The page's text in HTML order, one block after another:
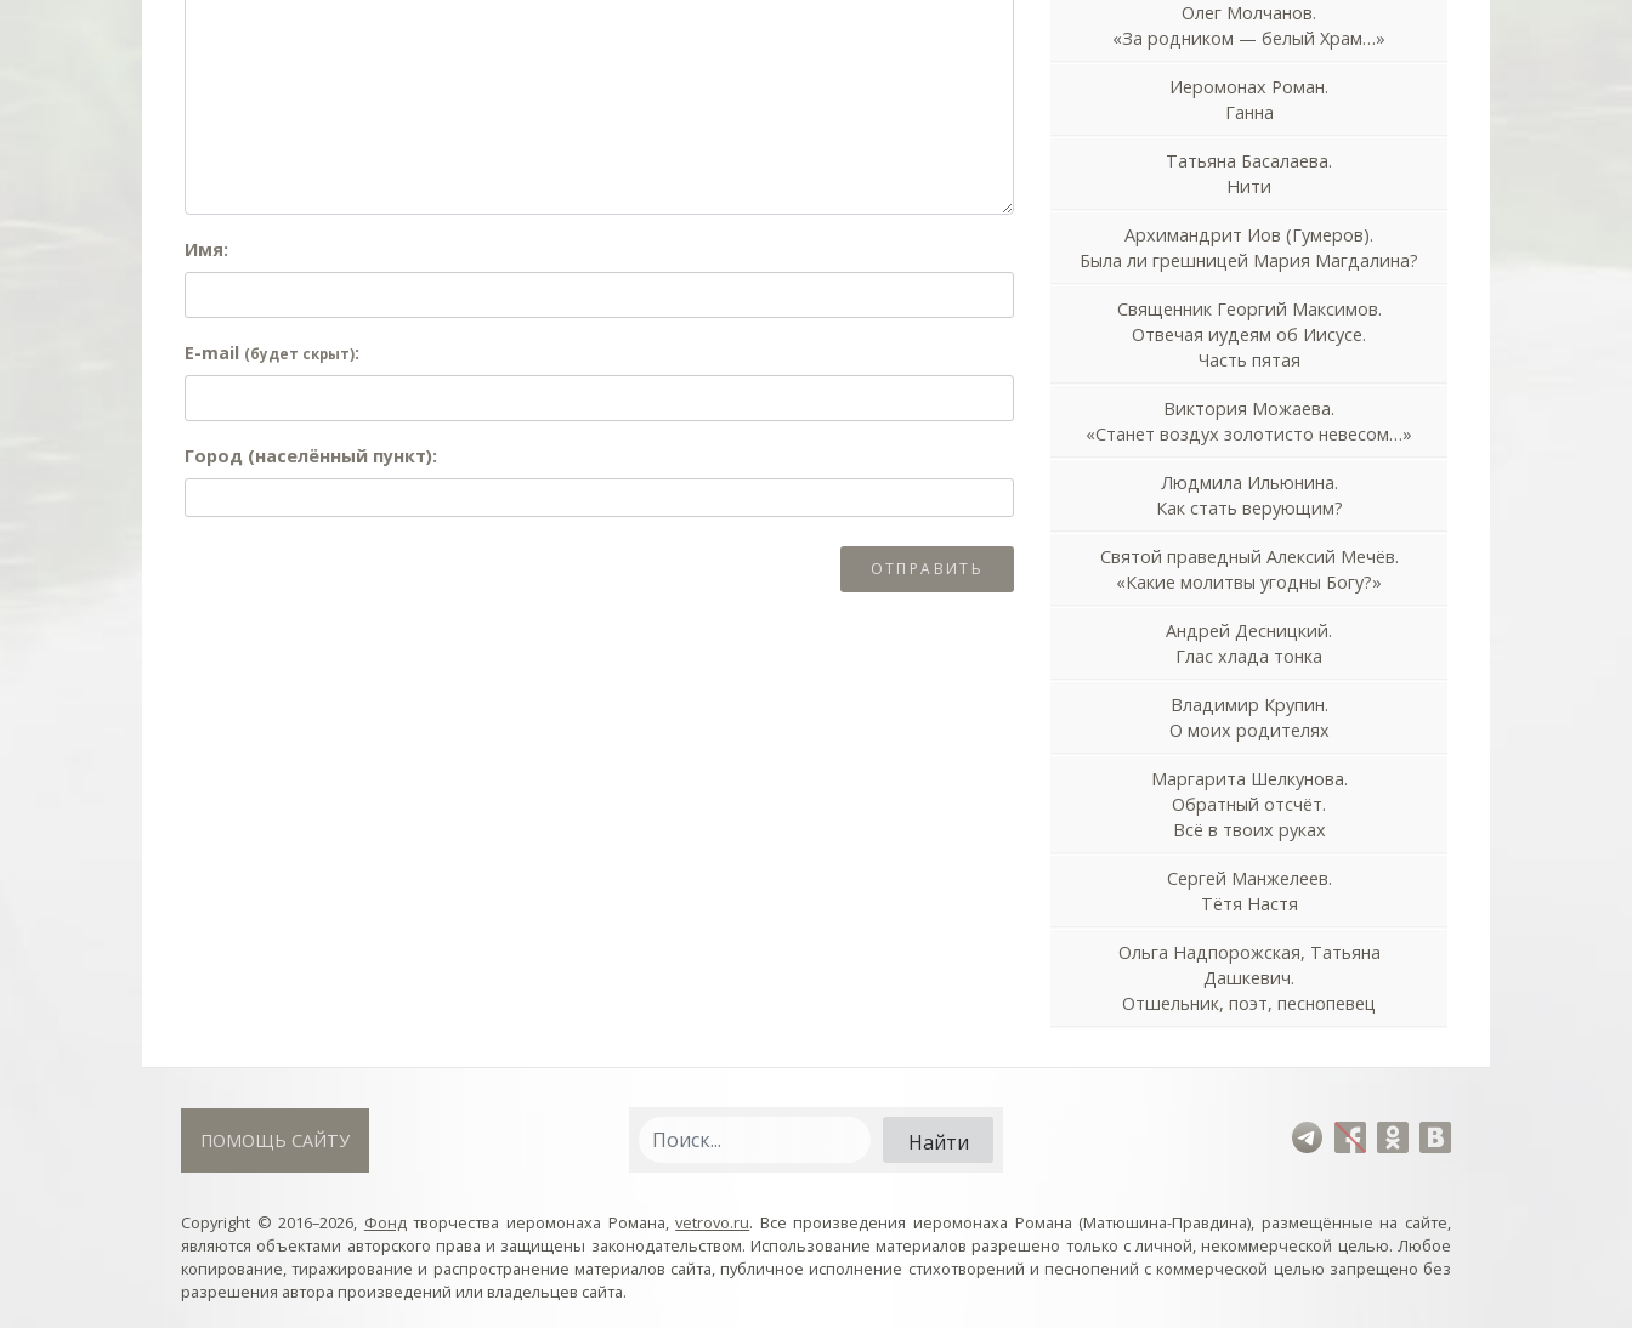
Имя:
E-mail (будет скрыт):
Город (населённый пункт):
Олег Молчанов.
«За родником — белый Храм…»
Иеромонах Роман.
Ганна
Татьяна Басалаева.
Нити
Архимандрит Иов (Гумеров).
Была ли грешницей Мария Магдалина?
Священник Георгий Максимов.
Отвечая иудеям об Иисусе.
Часть пятая
Виктория Можаева.
«Станет воздух золотисто невесом…»
Людмила Ильюнина.
Как стать верующим?
Святой праведный Алексий Мечёв.
«Какие молитвы угодны Богу?»
Андрей Десницкий.
Глас хлада тонка
Владимир Крупин.
О моих родителях
Маргарита Шелкунова.
Обратный отсчёт.
Всё в твоих руках
Сергей Манжелеев.
Тётя Настя
Ольга Надпорожская, Татьяна
Дашкевич.
Отшельник, поэт, песнопевец
ПОМОЩЬ САЙТУ
Copyright © 2016–2026, Фондтворчества иеромонаха Романа,vetrovo.ru. Все произведения иеромонаха Романа (Матюшина-Правдина), размещённые на сайте,
являются объектами авторского права и защищены законодательством. Использование материалов разрешено только с личной, некоммерческой целью. Любое
копирование, тиражирование и распространение материалов сайта, публичное исполнение стихотворений и песнопений с коммерческой целью запрещено без
разрешения автора произведений или владельцев сайта.